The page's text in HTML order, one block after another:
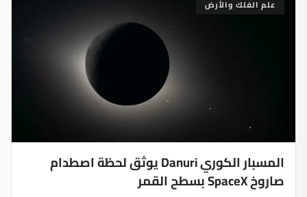
علم الفلك والأرض
المسبار الكوري Danuri يوثق لحظة اصطدام
صاروخ SpaceX بسطح القمر